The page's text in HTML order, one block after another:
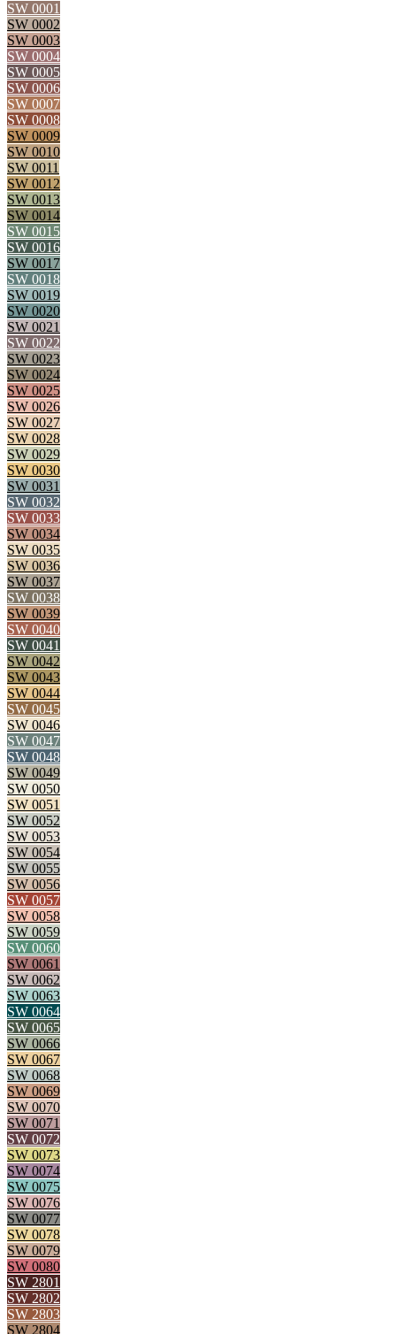
SW 0001
SW 0002
SW 0003
SW 0004
SW 0005
SW 0006
SW 0007
SW 0008
SW 0009
SW 0010
SW 0011
SW 0012
SW 0013
SW 0014
SW 0015
SW 0016
SW 0017
SW 0018
SW 0019
SW 0020
SW 0021
SW 0022
SW 0023
SW 0024
SW 0025
SW 0026
SW 0027
SW 0028
SW 0029
SW 0030
SW 0031
SW 0032
SW 0033
SW 0034
SW 0035
SW 0036
SW 0037
SW 0038
SW 0039
SW 0040
SW 0041
SW 0042
SW 0043
SW 0044
SW 0045
SW 0046
SW 0047
SW 0048
SW 0049
SW 0050
SW 0051
SW 0052
SW 0053
SW 0054
SW 0055
SW 0056
SW 0057
SW 0058
SW 0059
SW 0060
SW 0061
SW 0062
SW 0063
SW 0064
SW 0065
SW 0066
SW 0067
SW 0068
SW 0069
SW 0070
SW 0071
SW 0072
SW 0073
SW 0074
SW 0075
SW 0076
SW 0077
SW 0078
SW 0079
SW 0080
SW 2801
SW 2802
SW 2803
SW 2804